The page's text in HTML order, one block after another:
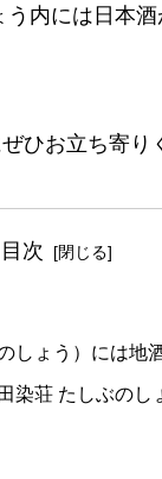
う内には日本
ひお立ち寄り
目次
しょう）には地
染荘 たしぶのし